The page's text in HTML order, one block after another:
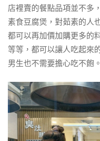
店裡賣的餐點品項並不多
素食豆腐煲，對茹素的人
都可以再加價加購更多的
等等，都可以讓人吃起來
男生也不需要擔心吃不飽。